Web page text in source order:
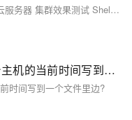
Hadoop-35 HBase 集群配置和启动 3节点云服务器 集群效果测试 Shell测试
在Linux中，如何利用Shell把10台主机的当前时间写到一个文件里边?
时间写到一个文件里边?